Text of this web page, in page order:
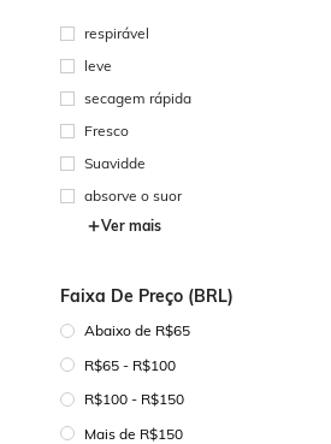
respirável
leve
secagem rápida
Fresco
Suavidde
absorve o suor
Ver mais
Faixa De Preço (BRL)
Abaixo de R$65
R$65 - R$100
R$100 - R$150
Mais de R$150